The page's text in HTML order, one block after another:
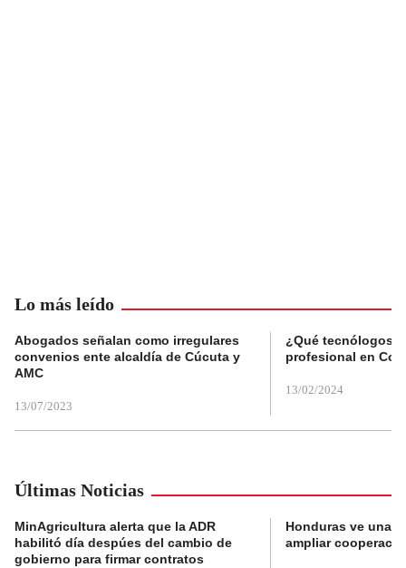
Lo más leído
Abogados señalan como irregulares
convenios ente alcaldía de Cúcuta y
AMC
13/07/2023
¿Qué tecnólogos
profesional en
13/02/2024
Últimas Noticias
MinAgricultura alerta que la ADR
habilitó día despúes del cambio de
gobierno para firmar contratos
Honduras ve una
ampliar